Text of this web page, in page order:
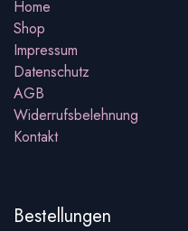
Home
Shop
Impressum
Datenschutz
AGB
Widerrufsbelehnung
Kontakt
Bestellungen